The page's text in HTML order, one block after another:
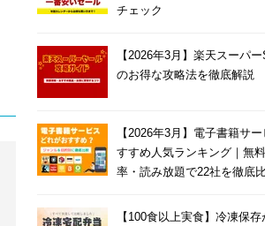
チェック
【2026年3月】楽天スーパ
のお得な攻略法を徹底解説
【2026年3月】電子書籍サ
すすめ人気ランキング｜無
率・読み放題で22社を徹底
【100食以上実食】冷凍保存